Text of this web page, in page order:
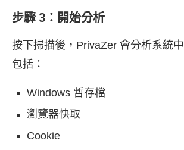
步驟 3：開始分析
按下掃描後，PrivaZer 會分析系統
包括：
Windows 暫存檔
瀏覽器快取
Cookie